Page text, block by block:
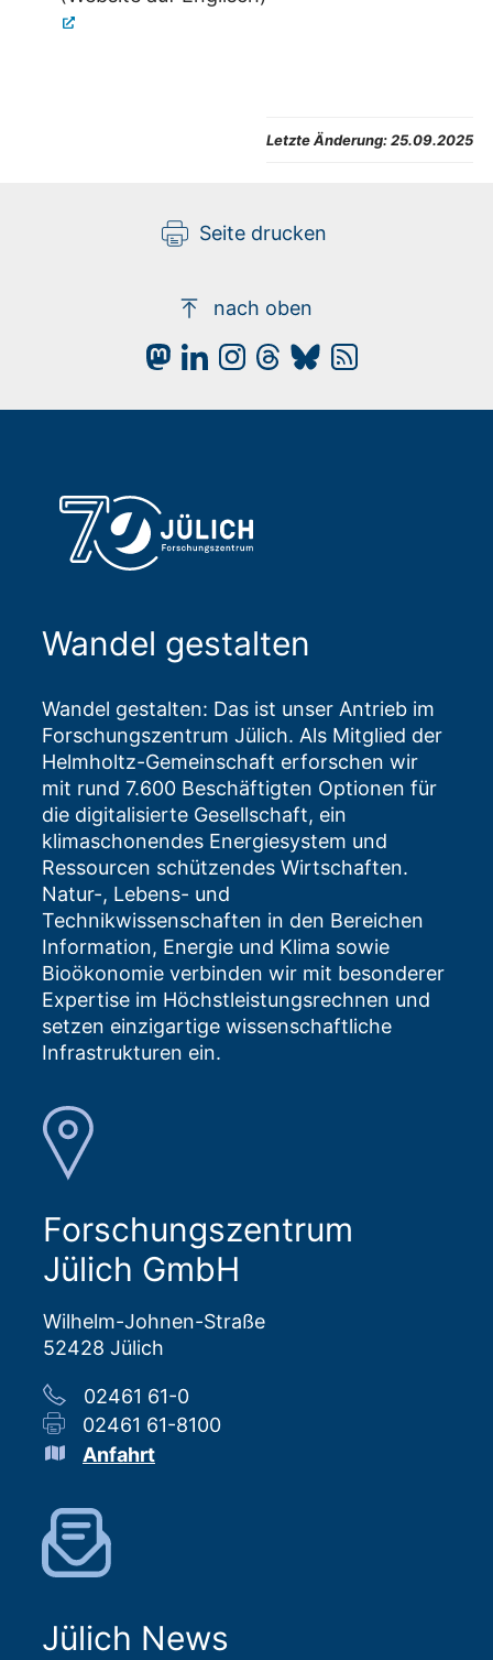
Letzte Änderung:25.09.2025
Seite drucken
nach oben
Wandel gestalten
Wandel gestalten: Das ist unser Antrieb im
Forschungszentrum Jülich. Als Mitglied der
Helmholtz-Gemeinschaft erforschen wir
mit rund 7.600 Beschäftigten Optionen für
die digitalisierte Gesellschaft, ein
klimaschonendes Energiesystem und
Ressourcen schützendes Wirtschaften.
Natur-, Lebens- und
Technikwissenschaften in den Bereichen
Information, Energie und Klima sowie
Bioökonomie verbinden wir mit besonderer
Expertise im Höchstleistungsrechnen und
setzen einzigartige wissenschaftliche
Infrastrukturen ein.
Forschungszentrum
Jülich GmbH
Wilhelm-Johnen-Straße
52428 Jülich
02461 61-0
02461 61-8100
Anfahrt
Jülich News